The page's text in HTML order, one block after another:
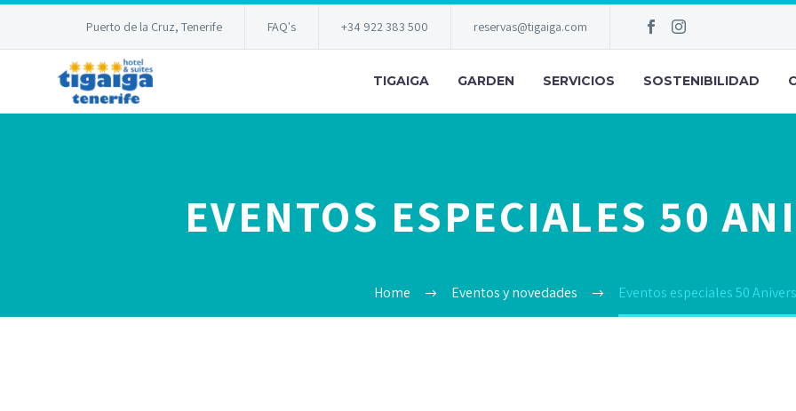
Puerto de la Cruz, Tenerife FAQ's +34 922 383 500 reservas@tigaiga.com
TIGAIGA GARDEN SERVICIOS SOSTENIBILIDAD
EVENTOS ESPECIALES 50
Home Eventos y novedades Eventos especiales 50